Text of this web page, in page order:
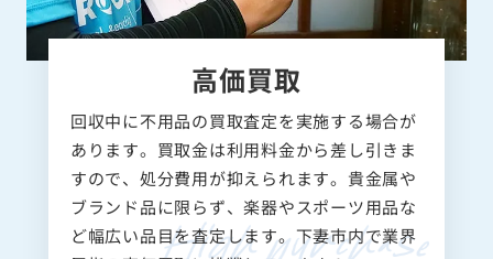
高価買取
回収中に不用品の買取査定を実施する場合が
あります。買取金は利用料金から差し引きま
すので、処分費用が抑えられます。貴金属や
ブランド品に限らず、楽器やスポーツ用品な
ど幅広い品目を査定します。下妻市内で業界